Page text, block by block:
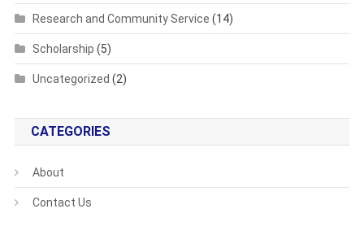
Research and Community Service (14)
Scholarship (5)
Uncategorized (2)
CATEGORIES
About
Contact Us